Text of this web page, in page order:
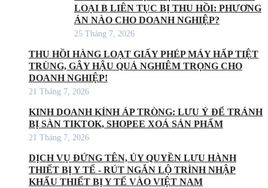
LOẠI B LIÊN TỤC BỊ THU HỒI: PHƯƠNG
ÁN NÀO CHO DOANH NGHIỆP?
25 Tháng 7, 2026
THU HỒI HÀNG LOẠT GIẤY PHÉP MÁY HẤP TIỆT
TRÙNG, GÂY HẬU QUẢ NGHIÊM TRỌNG CHO
DOANH NGHIỆP!
21 Tháng 7, 2026
KINH DOANH KÍNH ÁP TRÒNG: LƯU Ý ĐỂ TRÁNH
BỊ SÀN TIKTOK, SHOPEE XOÁ SẢN PHẨM
21 Tháng 7, 2026
DỊCH VỤ ĐỨNG TÊN, ỦY QUYỀN LƯU HÀNH
THIẾT BỊ Y TẾ - RÚT NGẮN LỘ TRÌNH NHẬP
KHẨU THIẾT BỊ Y TẾ VÀO VIỆT NAM